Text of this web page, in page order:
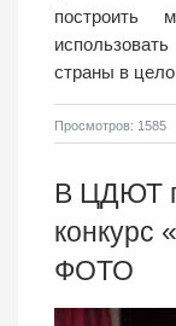
построить
страны в
Просмотров: 1585
В ЦДЮТ
конкурс
ФОТО